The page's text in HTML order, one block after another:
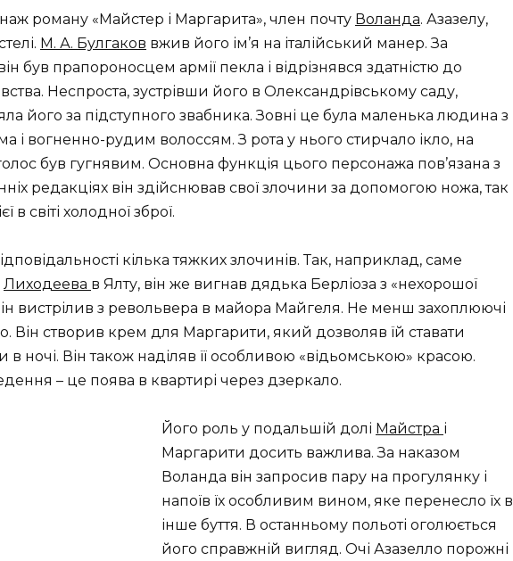
роману «Майстер і Маргарита», член почту Воланда. Азазелу,
М. А. Булгаков вжив його ім’я на італійський манер. За
був прапороносцем армії пекла і відрізнявся здатністю до
Неспроста, зустрівши його в Олександрівському саду,
його за підступного звабника. Зовні це була маленька людина з
вогненно-рудим волоссям. З рота у нього стирчало ікло, на
голос був гугнявим. Основна функція цього персонажа пов’язана з
редакціях він здійснював свої злочини за допомогою ножа, так
в світі холодної зброї.
кілька тяжких злочинів. Так, наприклад, саме
Лиходеева в Ялту, він же вигнав дядька Берліоза з «нехорошої
вистрілив з револьвера в майора Майгеля. Не менш захоплюючі
Він створив крем для Маргарити, який дозволяв їй ставати
в ночі. Він також наділяв її особливою ​​«відьомською» красою.
– це поява в квартирі через дзеркало.
Його роль у подальшій долі Майстра і
Маргарити досить важлива. За наказом
Воланда він запросив пару на прогулянку і
напоїв їх особливим вином, яке перенесло їх в
інше буття. В останньому польоті оголюється
його справжній вигляд. Очі Азазелло порожні